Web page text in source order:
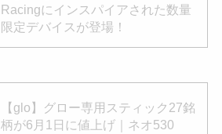
Racingにインスパイアされた数量
限定デバイスが登場！
【glo】グロー専用スティック27銘
柄が6月1日に値上げ｜ネオ530